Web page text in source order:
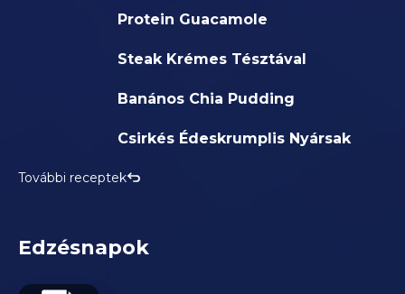
Protein Guacamole
Steak Krémes Tésztával
Banános Chia Pudding
Csirkés Édeskrumplis Nyársak
További receptek
Edzésnapok